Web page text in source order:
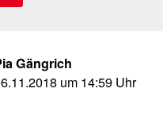
Gängrich
um 14:59 Uhr